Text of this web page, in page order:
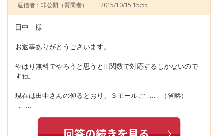
返信者：非公開 （質問者） 2015/10/15 15:55
田中 様
お返事ありがとうございます。
やはり無料でやろうと思うとIF関数で対応するしかないので
すね。
現在は田中さんの仰るとおり、３モールご………（省略）
………